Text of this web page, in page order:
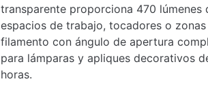
transparente proporciona 470
espacios de trabajo, tocadores o
filamento con ángulo de apertura
para lámparas y apliques decorativos
horas.